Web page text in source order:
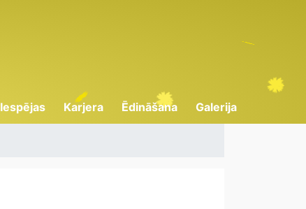
Iespējas Karjera Ēdināšana Galerija